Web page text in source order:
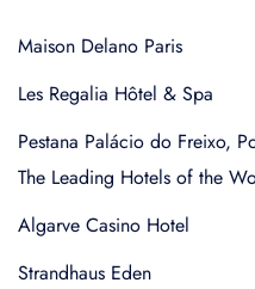
Maison Delano Paris
Les Regalia Hôtel & Spa
Pestana Palácio do Freixo,
The Leading Hotels of the
Algarve Casino Hotel
Strandhaus Eden